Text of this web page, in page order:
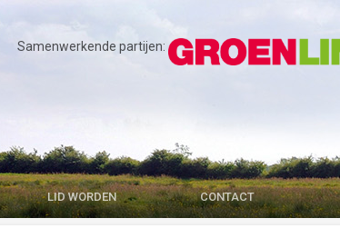
Samenwerkende partijen:
LID WORDEN CONTACT